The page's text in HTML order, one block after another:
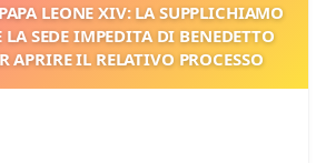
LEONE XIV: LA SUPPLICHIAMO
SEDE IMPEDITA DI BENEDETTO
APRIRE IL RELATIVO PROCESSO